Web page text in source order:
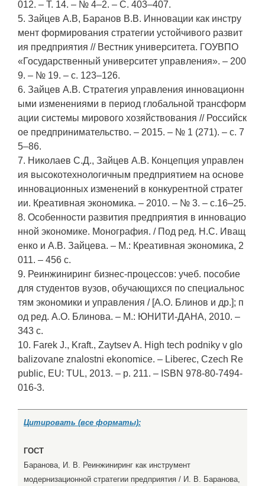
012. – Т. 14. – № 4–2. – С. 403–407.
5. Зайцев А.В, Баранов В.В. Инновации как инстру
мент формирования стратегии устойчивого развит
ия предприятия // Вестник университета. ГОУВПО
«Государственный университет управления». – 200
9. – № 19. – с. 123–126.
6. Зайцев А.В. Стратегия управления инновационн
ыми изменениями в период глобальной трансформ
ации системы мирового хозяйствования // Российск
ое предпринимательство. – 2015. – № 1 (271). – с. 7
5–86.
7. Николаев С.Д., Зайцев А.В. Концепция управлен
ия высокотехнологичным предприятием на основе
инновационных изменений в конкурентной стратег
ии. Креативная экономика. – 2010. – № 3. – с.16–25.
8. Особенности развития предприятия в инновацио
нной экономике. Монография. / Под ред. Н.С. Иващ
енко и А.В. Зайцева. – М.: Креативная экономика, 2
011. – 456 с.
9. Реинжиниринг бизнес-процессов: учеб. пособие
для студентов вузов, обучающихся по специальнос
тям экономики и управления / [А.О. Блинов и др.]; п
од ред. А.О. Блинова. – М.: ЮНИТИ-ДАНА, 2010. –
343 с.
10. Farek J., Kraft., Zaytsev A. High tech podniky v glo
balizovane znalostni ekonomice. – Liberec, Czech Re
public, EU: TUL, 2013. – p. 211. – ISBN 978-80-7494-
016-3.
Цитировать (все форматы):
ГОСТ
Баранова, И. В. Реинжиниринг как инструмент
модернизационной стратегии предприятия / И. В. Баранова,